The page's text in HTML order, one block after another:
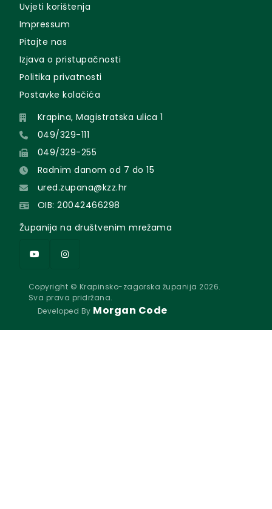
Uvjeti korištenja
Impressum
Pitajte nas
Izjava o pristupačnosti
Politika privatnosti
Postavke kolačića
Krapina, Magistratska ulica 1
049/329-111
049/329-255
Radnim danom od 7 do 15
ured.zupana@kzz.hr
OIB: 20042466298
Županija na društvenim mrežama
Copyright © Krapinsko-zagorska županija 2026.
Sva prava pridržana.
Developed By Morgan Code